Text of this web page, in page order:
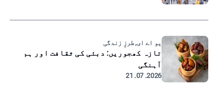
یو اے ای, طرزِ زندگی
تازہ کھجوریں: دبئی کی ثقافت اور ہم
آہنگی
2026. 07. 21